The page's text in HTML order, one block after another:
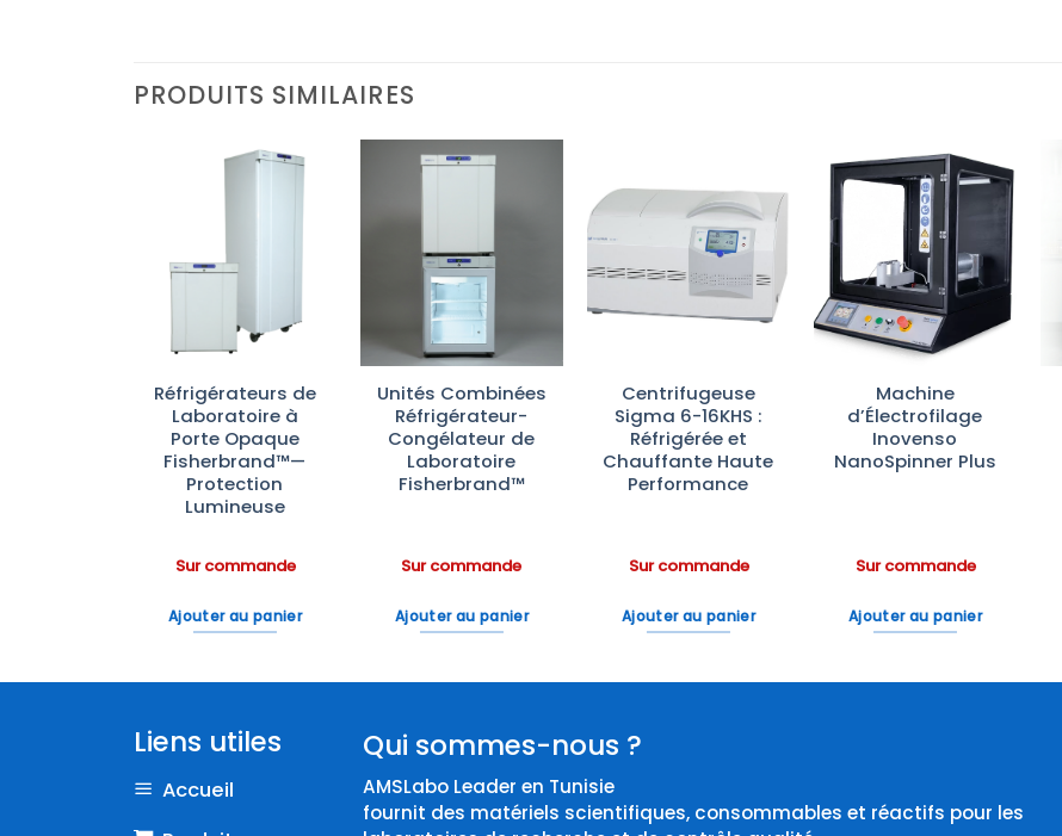
PRODUITS SIMILAIRES
Réfrigérateurs de
Laboratoire à
Porte Opaque
Fisherbrand™—
Protection
Lumineuse
Sur commande
Ajouter au panier
Ajouter
à la liste
Unités Combinées
Réfrigérateur-
Congélateur de
Laboratoire
Fisherbrand™
Sur commande
Ajouter au panier
Ajouter
d’envies
Centrifugeuse
Sigma 6-16KHS :
Réfrigérée et
Chauffante Haute
Performance
Sur commande
Ajouter au panier
Ajouter
à la liste
d’envies
Machine
d’Électrofilage
Inovenso
NanoSpinner Plus
Sur commande
Ajouter au panier
Liens utiles
Accueil
Qui sommes-nous ?
AMSLabo Leader en Tunisie
fournit des matériels scientifiques, consommables et réactifs pour les